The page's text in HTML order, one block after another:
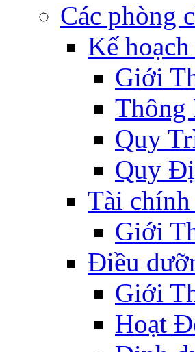
Các phòng
Kế
Giới
Thông
Quy
Quy
Tài chính
Giới
Điều
Giới
Hoạt